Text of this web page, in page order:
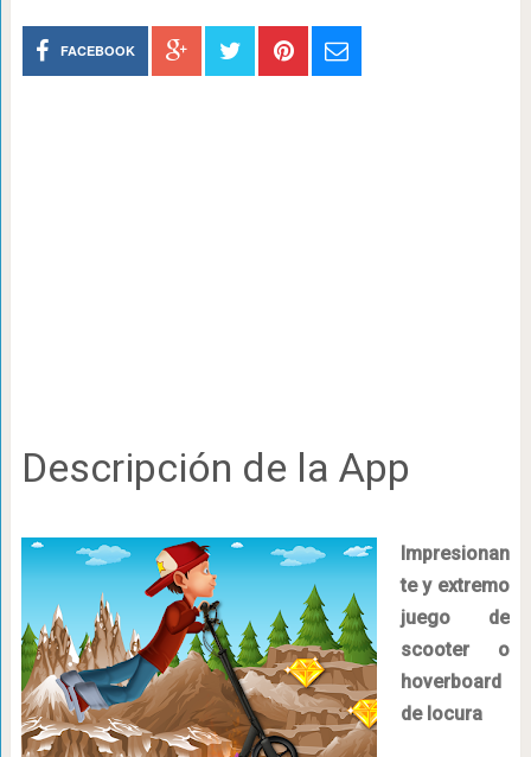
FACEBOOK
Descripción de la App
Impresionan
te y extremo
juego de
scooter o
hoverboard
de locura